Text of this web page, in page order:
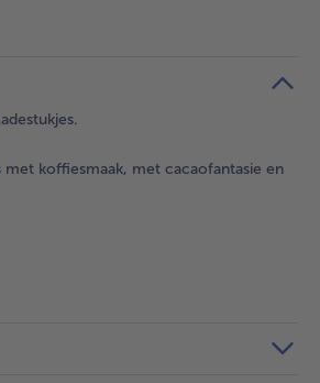
koffiesmaak, met cacaofantasie en